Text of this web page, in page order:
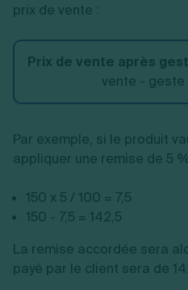
prix de vente :
Prix de vente après
vente - geste
Par exemple, si le produit
appliquer une remise de 5
150 x 5 / 100 = 7,5
150 - 7,5 = 142,5
La remise accordée sera
payé par le client sera de